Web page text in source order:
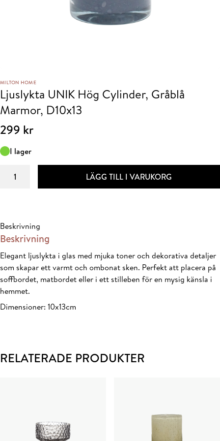
MILTON HOME
Ljuslykta UNIK Hög Cylinder, Gråblå
Marmor, D10x13
299 kr
I lager
UNIK
Marmor,
D10x13
mängd
LÄGG TILL I VARUKORG
Beskrivning
Beskrivning
Elegant ljuslykta i glas med mjuka toner och dekorativa detaljer
som skapar ett varmt och ombonat sken. Perfekt att placera på
soffbordet, matbordet eller i ett stilleben för en mysig känsla i
hemmet.
Dimensioner: 10x13cm
RELATERADE PRODUKTER